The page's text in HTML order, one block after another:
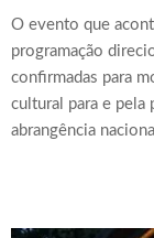
O evento que
programação
confirmadas para
cultural para e pela
abrangência